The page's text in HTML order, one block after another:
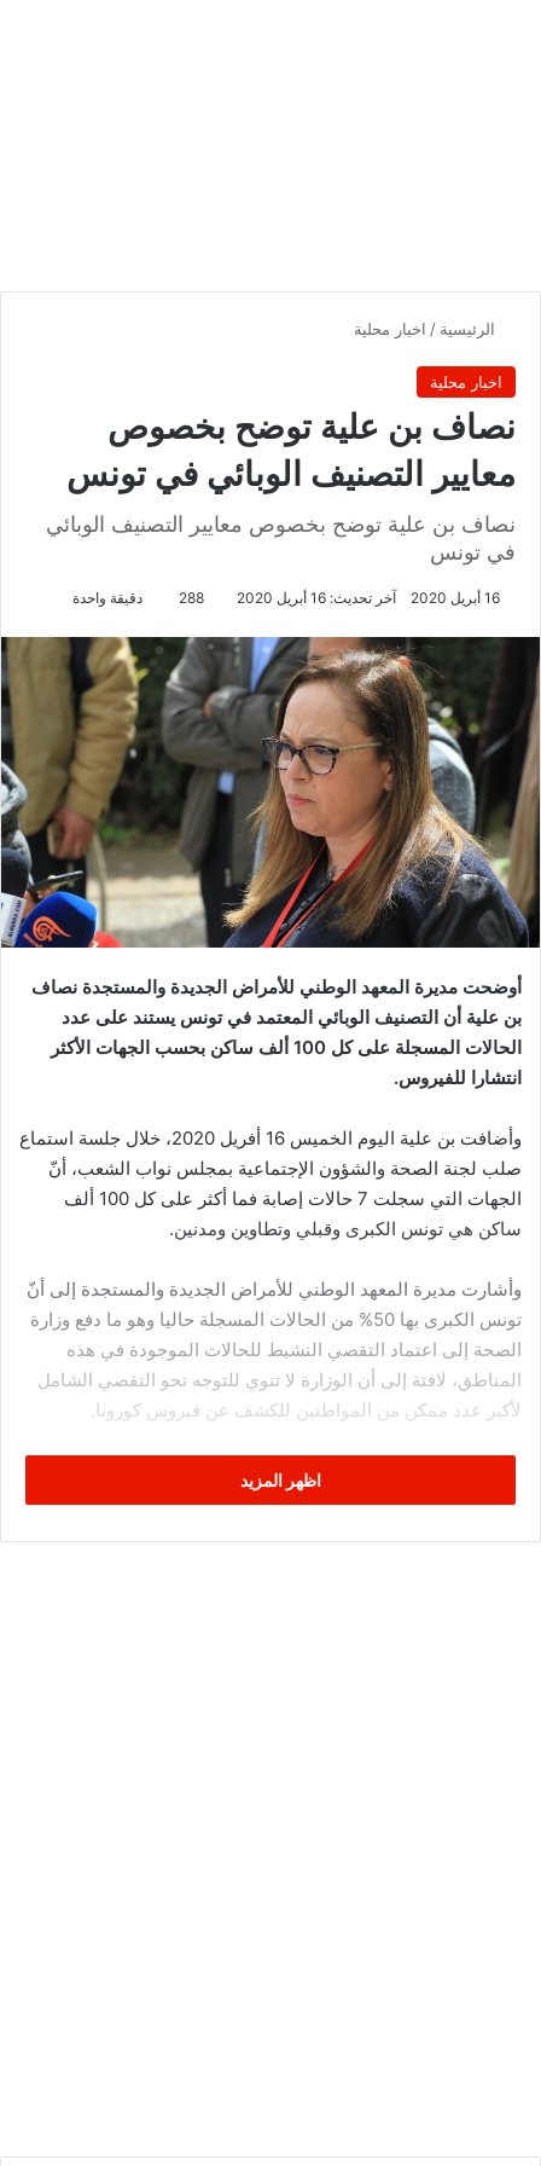
الرئيسية / اخبار محلية
اخبار محلية
نصاف بن علية توضح بخصوص
معايير التصنيف الوبائي في تونس
نصاف بن علية توضح بخصوص معايير التصنيف الوبائي
في تونس
16 أبريل 2020 آخر تحديث: 16 أبريل 2020 288 دقيقة واحدة
أوضحت مديرة المعهد الوطني للأمراض الجديدة والمستجدة نصاف
بن علية أن التصنيف الوبائي المعتمد في تونس يستند على عدد
الحالات المسجلة على كل 100 ألف ساكن بحسب الجهات الأكثر
انتشارا للفيروس.
وأضافت بن علية اليوم الخميس 16 أفريل 2020، خلال جلسة استماع
صلب لجنة الصحة والشؤون الإجتماعية بمجلس نواب الشعب، أنّ
الجهات التي سجلت 7 حالات إصابة فما أكثر على كل 100 ألف
ساكن هي تونس الكبرى وقبلي وتطاوين ومدنين.
وأشارت مديرة المعهد الوطني للأمراض الجديدة والمستجدة إلى أنّ
تونس الكبرى بها 50% من الحالات المسجلة حاليا وهو ما دفع وزارة
الصحة إلى اعتماد التقصي النشيط للحالات الموجودة في هذه
المناطق، لافتة إلى أن الوزارة لا تنوي للتوجه نحو التقصي الشامل
لأكبر عدد ممكن من المواطنين للكشف عن فيروس كورونا.
وأضافت أن الوزارة ستواصل التقصي الموجّه للحالات المشتبه في
حملها للفيروس أو للأشخاص المخالطين لحالة إصابة مؤكدة، مبرزة
اظهر المزيد